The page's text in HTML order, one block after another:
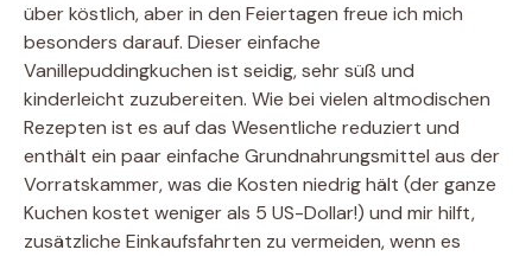
über köstlich, aber in den Feiertagen freue ich mich
besonders darauf. Dieser einfache
Vanillepuddingkuchen ist seidig, sehr süß und
kinderleicht zuzubereiten. Wie bei vielen altmodischen
Rezepten ist es auf das Wesentliche reduziert und
enthält ein paar einfache Grundnahrungsmittel aus der
Vorratskammer, was die Kosten niedrig hält (der ganze
Kuchen kostet weniger als 5 US-Dollar!) und mir hilft,
zusätzliche Einkaufsfahrten zu vermeiden, wenn es